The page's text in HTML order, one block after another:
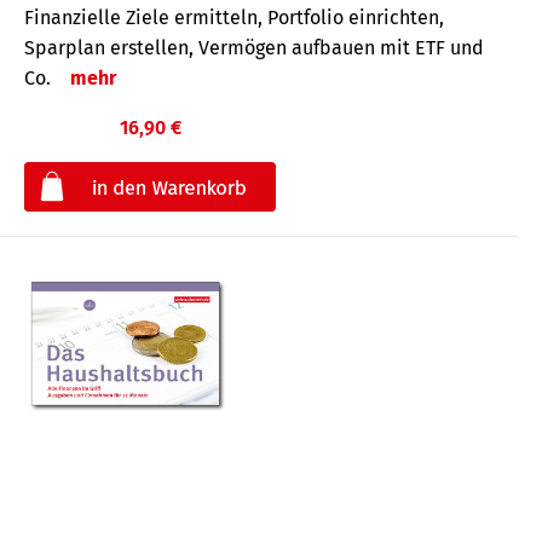
Finanzielle Ziele ermitteln, Portfolio einrichten,
Sparplan erstellen, Vermögen aufbauen mit ETF und
Co.
mehr
16,90 €